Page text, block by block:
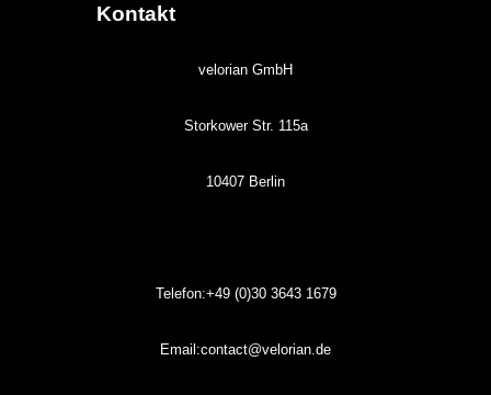
Kontakt
velorian GmbH
Storkower Str. 115a
10407 Berlin
Telefon:+49 (0)3036431679
Email:contact@velorian.de